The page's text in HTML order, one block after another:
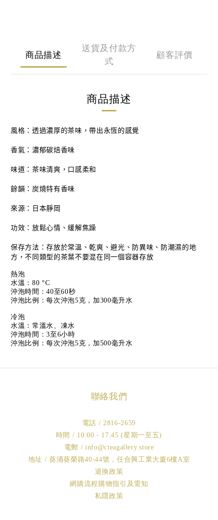
商品描述
送貨及付款方
式
顧客評價
商品描述
風格：透過濃厚的茶味，帶出永恆的感覺
香氣：濃郁碳焙香味
味道：茶味清爽，口感柔和
餘韻：炭燒特有香味
來源：日本靜岡
功效：放鬆心情、緩解焦躁
保存方法：存放於常溫、乾爽、避光、防異味、防潮濕的地
方，不同類型的茶葉不要混在同一個容器存放
熱泡
水溫：80 °C
沖泡時間：40至60秒
沖泡比例：每次沖泡5克，加300毫升水
冷泡
水溫：常溫水、凍水
沖泡時間：3至6小時
沖泡比例：每次沖泡5克，加500毫升水
聯絡我們
電話 / 2816-2659
時間 / 10:00 - 17:45 (星期一至五)
電郵 / info@cteagallery.store
地址 / 葵涌葵榮路40-44號，任合興工業大廈6樓A室
退換政策
網購流程購物指引及需知
私隱政策